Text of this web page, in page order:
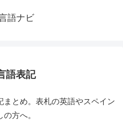
語ナビ
語表記
まとめ。表札の英語やスペイン
方へ。